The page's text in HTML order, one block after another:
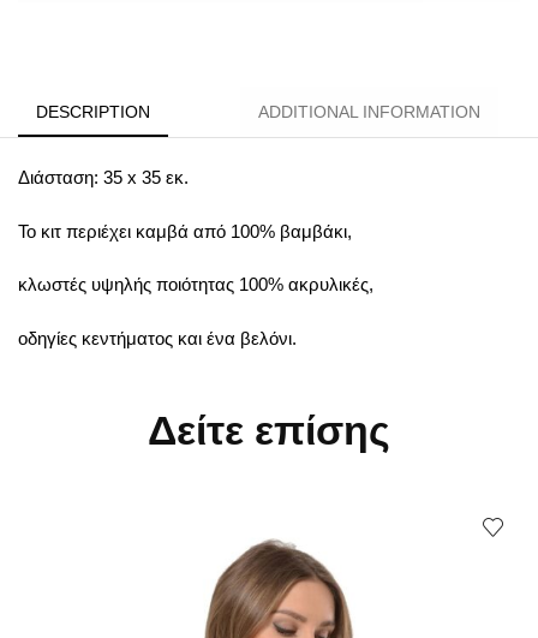
DESCRIPTION ADDITIONAL INFORMATION
Διάσταση: 35 x 35 εκ.
Το κιτ περιέχει καμβά από 100% βαμβάκι,
κλωστές υψηλής ποιότητας 100% ακρυλικές,
οδηγίες κεντήματος και ένα βελόνι.
Δείτε επίσης